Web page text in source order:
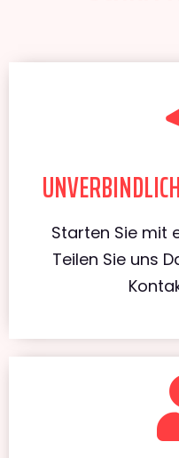
Starten Sie mit
Teilen Sie uns